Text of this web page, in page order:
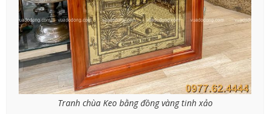
Tranh chùa Keo bằng đồng vàng tinh xảo